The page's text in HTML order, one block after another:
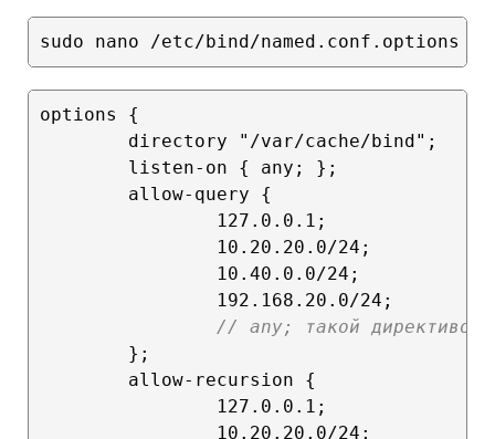
options {
        directory "/var/cache/bind";
        listen-on { any; };
        allow-query {
                127.0.0.1;
                10.20.20.0/24;
                10.40.0.0/24;
                192.168.20.0/24;
// any; такой директивой
        };
        allow-recursion {
                127.0.0.1;
                10.20.20.0/24;